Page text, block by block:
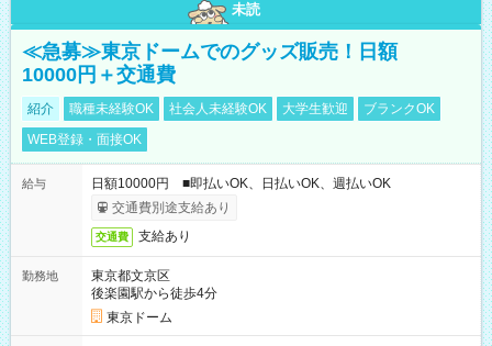
未読
≪急募≫東京ドームでのグッズ販売！日額
10000円＋交通費
紹介 職種未経験OK 社会人未経験OK 大学生歓迎
ブランクOK
WEB登録・面接OK
給与
日額10000円 ■即払いOK、日払いOK、週払いOK
交通費別途支給あり
交通費 支給あり
勤務地
東京都文京区
後楽園駅から徒歩4分
東京ドーム